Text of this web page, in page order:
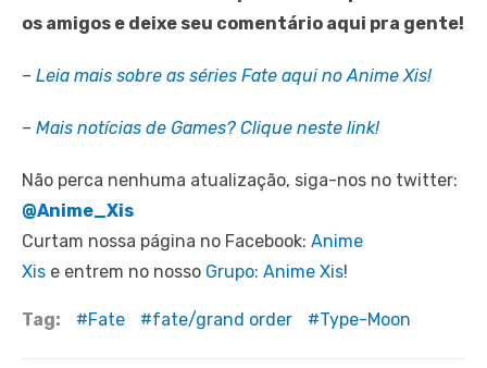
os amigos e deixe seu comentário aqui pra gente!
– Leia mais sobre as séries Fate aqui no Anime Xis!
– Mais notícias de Games? Clique neste link!
Não perca nenhuma atualização, siga-nos no twitter:
@Anime_Xis
Curtam nossa página no Facebook: Anime
Xis e entrem no nosso Grupo: Anime Xis!
Tag: Fate fate/grand order Type-Moon